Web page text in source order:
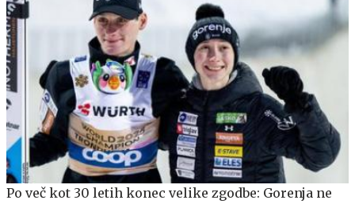
Po več kot 30 letih konec velike zgodbe: Gorenja ne